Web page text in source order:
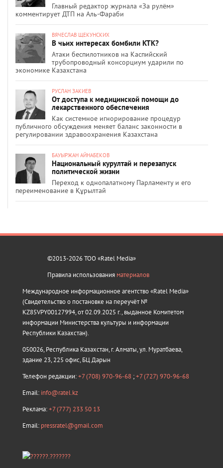
Главный редактор журнала «За рулём»
комментирует ДТП на Аль-Фараби
ВЯЧЕСЛАВ ЩЕКУНСКИХ
В чьих интересах бомбили КТК?
Атаки беспилотников на Каспийский
трубопроводный консорциум ударили по
экономике Казахстана
РУСЛАН ЗАКИЕВ
От доступа к медицинской помощи до
лекарственного обеспечения
Как системное игнорирование процедур
публичного обсуждения меняет баланс законности в
регулировании здравоохранения Казахстана
БАУЫРЖАН АЙНАБЕКОВ
Национальный курултай и перезапуск
политической жизни
Переход к однопалатному Парламенту и его
переименование в Құрылтай
©2013-2026 ТОО «Ratel Media»
Правила использования материалов
Международное информационное агентство «Ratel Media»
(Свидетельство о постановке на переучёт №
KZ85VPY00127994, от 02.09.2025 г., выданное Комитетом
информации Министерства культуры и информации
Республики Казахстан).
050026, Республика Казахстан, г. Алматы, ул. Муратбаева,
здание 23, 225 офис, БЦ Дарын
Телефон редакции:+7 (708) 970-96-68 ;+7 (727) 970-96-68
Email: info@ratel.kz
Реклама:+7 (777) 233 50 13
Email: pressratel@gmail.com